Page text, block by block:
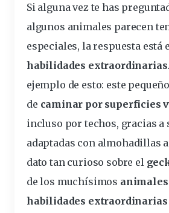
Si alguna vez te has
algunos animales parecen
especiales, la respuesta está
habilidades extraordinarias
ejemplo de esto: este
de caminar por superficies
incluso por techos, gracias a
adaptadas con almohadillas
dato tan curioso sobre el
de los muchísimos animales
habilidades extraordinarias